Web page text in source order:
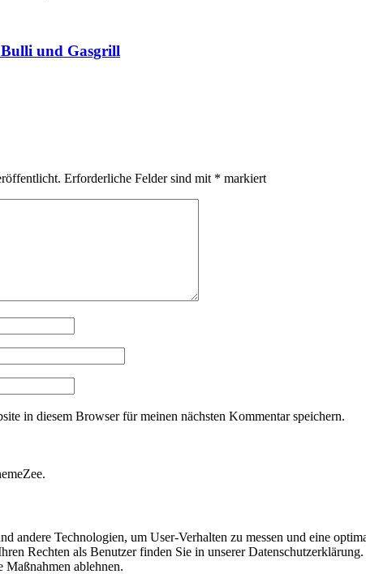
und Gasgrill
Erforderliche Felder sind mit * markiert
in diesem Browser für meinen nächsten Kommentar speichern.
andere Technologien, um User-Verhalten zu messen und eine
Rechten als Benutzer finden Sie in unserer
ablehnen.